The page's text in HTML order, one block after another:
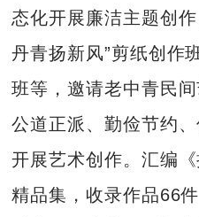
态化开展廉洁主题创作
丹青扬新风”剪纸创作
班等，邀请老中青民
公道正派、勤俭节约
开展艺术创作。汇编
精品集，收录作品66